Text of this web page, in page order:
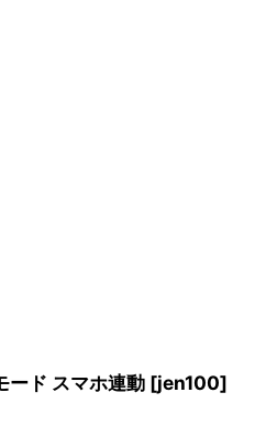
ード スマホ連動 [jen100]